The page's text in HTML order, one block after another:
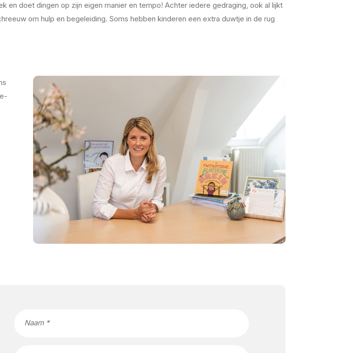
en doet dingen op zijn eigen manier en tempo! Achter iedere gedraging, ook al lijkt
om hulp en begeleiding. Soms hebben kinderen een extra duwtje in de rug
Naam *